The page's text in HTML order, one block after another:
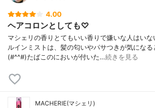
4.00
ヘアコロンとしても♡
マシェリの香りとてもいい香りで嫌いな人はい
ルインミストは、髪の匂いやパサつきが気にな
(#^^#)たばこのにおいが付いた…続きを見る
MACHERIE(マシェリ)